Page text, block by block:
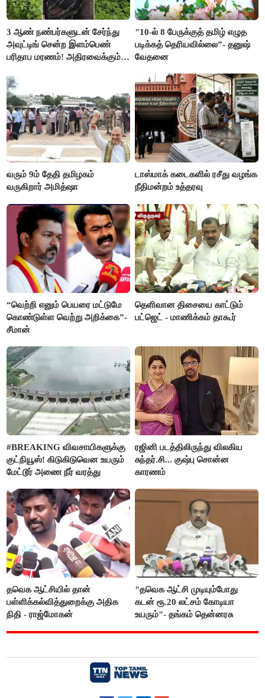
3 ஆண் நண்பர்களுடன் சேர்ந்து
அவுட்டிங் சென்ற இளம்பெண்
பரிதாப மரணம்! அதிரவைக்கும்
"10-ல் 8 பேருக்குத் தமிழ் எழுத
படிக்கத் தெரியவில்லை”- தனுஷ்
வேதனை
வரும் 9ம் தேதி தமிழகம்
வருகிறார் அமித்ஷா
டாஸ்மாக் கடைகளில் ரசீது வழங்க
நீதிமன்றம் உத்தரவு
“வெற்றி எனும் பெயரை மட்டுமே
கொண்டுள்ள வெற்று அறிக்கை”-
சீமான்
தெளிவான திசையை காட்டும்
பட்ஜெட் - மாணிக்கம் தாகூர்
#BREAKING விவசாயிகளுக்கு
குட்நியூஸ்! கிடுகிடுவென உயரும்
மேட்டூர் அணை நீர் வரத்து
ரஜினி படத்திலிருந்து விலகிய
சுந்தர்.சி... குஷ்பு சொன்ன
காரணம்
தவெக ஆட்சியில் தான்
பள்ளிக்கல்வித்துறைக்கு அதிக
நிதி - ராஜ்மோகன்
"தவெக ஆட்சி முடியும்போது
கடன் ரூ.20 லட்சம் கோடியா
உயரும்"- தங்கம் தென்னரசு